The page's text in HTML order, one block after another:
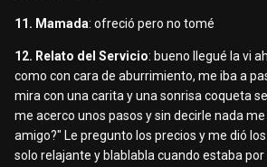
11. Mamada: ofreció pero no tomé
12. Relato del Servicio: bueno llegué la vi
como con cara de aburrimiento, me iba a
mira con una carita y una sonrisa coqueta
me acerco unos pasos y sin decirle nada
amigo?" Le pregunto los precios y me dió
solo relajante y blablabla cuando estaba por